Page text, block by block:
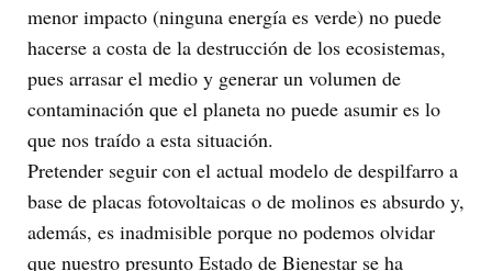
menor impacto (ninguna energía es verde) no puede
hacerse a costa de la destrucción de los ecosistemas,
pues arrasar el medio y generar un volumen de
contaminación que el planeta no puede asumir es lo
que nos traído a esta situación.
Pretender seguir con el actual modelo de despilfarro a
base de placas fotovoltaicas o de molinos es absurdo y,
además, es inadmisible porque no podemos olvidar
que nuestro presunto Estado de Bienestar se ha